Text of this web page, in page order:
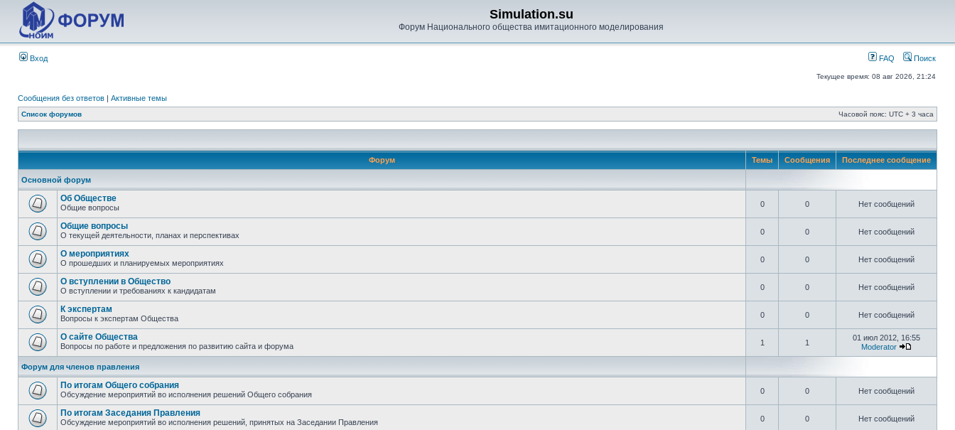
Simulation.su
Форум Национального общества имитационного моделирования
Вход FAQ Поиск
Текущее время: 08 авг 2026, 21:24
Сообщения без ответов | Активные темы
Список форумов Часовой пояс: UTC + 3 часа
Форум Темы Сообщения Последнее сообщение
Основной форум
Об Обществе
Общие вопросы 0 0 Нет сообщений
Общие вопросы
О текущей деятельности, планах и перспективах 0 0 Нет сообщений
О мероприятиях
О прошедших и планируемых мероприятиях 0 0 Нет сообщений
О вступлении в Общество
О вступлении и требованиях к кандидатам 0 0 Нет сообщений
К экспертам
Вопросы к экспертам Общества 0 0 Нет сообщений
О сайте Общества
Вопросы по работе и предложения по развитию сайта и форума 1 1
01 июл 2012, 16:55
Moderator
Форум для членов правления
По итогам Общего собрания
Обсуждение мероприятий во исполнения решений Общего собрания 0 0 Нет сообщений
По итогам Заседания Правления
Обсуждение мероприятий во исполнения решений, принятых на Заседании Правления 0 0 Нет сообщений